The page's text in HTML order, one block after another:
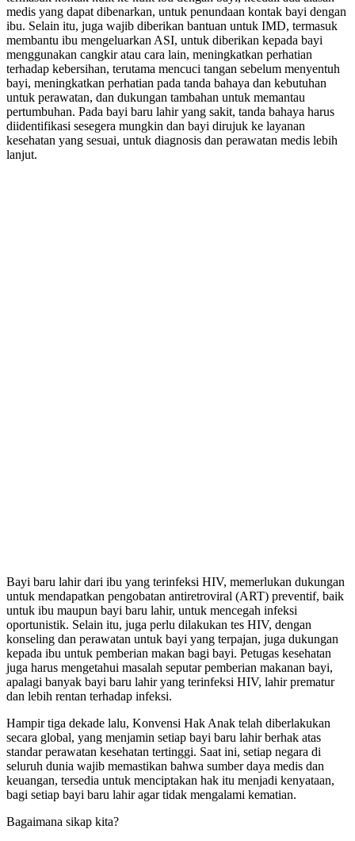
medis yang dapat dibenarkan, untuk penundaan kontak bayi dengan
ibu. Selain itu, juga wajib diberikan bantuan untuk IMD, termasuk
membantu ibu mengeluarkan ASI, untuk diberikan kepada bayi
menggunakan cangkir atau cara lain, meningkatkan perhatian
terhadap kebersihan, terutama mencuci tangan sebelum menyentuh
bayi, meningkatkan perhatian pada tanda bahaya dan kebutuhan
untuk perawatan, dan dukungan tambahan untuk memantau
pertumbuhan. Pada bayi baru lahir yang sakit, tanda bahaya harus
diidentifikasi sesegera mungkin dan bayi dirujuk ke layanan
kesehatan yang sesuai, untuk diagnosis dan perawatan medis lebih
lanjut.
Bayi baru lahir dari ibu yang terinfeksi HIV, memerlukan dukungan
untuk mendapatkan pengobatan antiretroviral (ART) preventif, baik
untuk ibu maupun bayi baru lahir, untuk mencegah infeksi
oportunistik. Selain itu, juga perlu dilakukan tes HIV, dengan
konseling dan perawatan untuk bayi yang terpajan, juga dukungan
kepada ibu untuk pemberian makan bagi bayi. Petugas kesehatan
juga harus mengetahui masalah seputar pemberian makanan bayi,
apalagi banyak bayi baru lahir yang terinfeksi HIV, lahir prematur
dan lebih rentan terhadap infeksi.
Hampir tiga dekade lalu, Konvensi Hak Anak telah diberlakukan
secara global, yang menjamin setiap bayi baru lahir berhak atas
standar perawatan kesehatan tertinggi. Saat ini, setiap negara di
seluruh dunia wajib memastikan bahwa sumber daya medis dan
keuangan, tersedia untuk menciptakan hak itu menjadi kenyataan,
bagi setiap bayi baru lahir agar tidak mengalami kematian.
Bagaimana sikap kita?